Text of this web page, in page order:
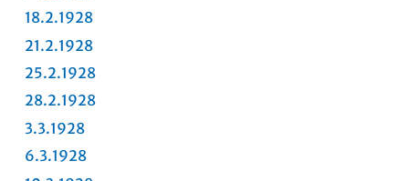
18.2.1928
21.2.1928
25.2.1928
28.2.1928
3.3.1928
6.3.1928